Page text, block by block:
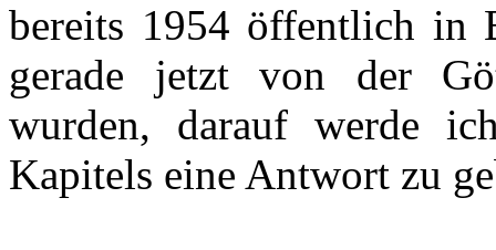
bereits 1954 öffentlich in
gerade jetzt von der
wurden, darauf werde
Kapitels eine Antwort zu